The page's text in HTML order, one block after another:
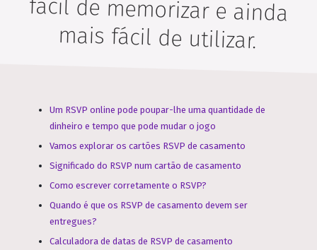
mais fácil de utilizar.
Um RSVP online pode poupar-lhe uma quantidade de
dinheiro e tempo que pode mudar o jogo
Vamos explorar os cartões RSVP de casamento
Significado do RSVP num cartão de casamento
Como escrever corretamente o RSVP?
Quando é que os RSVP de casamento devem ser
entregues?
Calculadora de datas de RSVP de casamento